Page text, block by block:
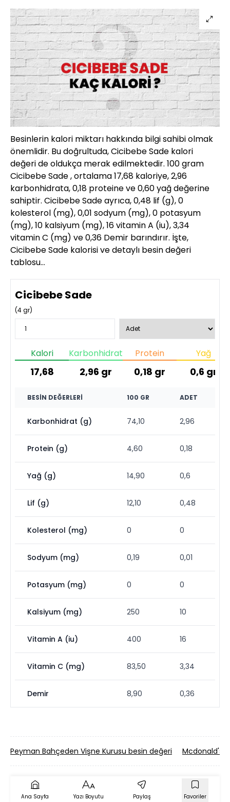
Besinlerin kalori miktarı hakkında bilgi sahibi olmak
önemlidir. Bu doğrultuda, Cicibebe Sade kalori
değeri de oldukça merak edilmektedir. 100 gram
Cicibebe Sade , ortalama 17,68 kaloriye, 2,96
karbonhidrata, 0,18 proteine ve 0,60 yağ değerine
sahiptir. Cicibebe Sade ayrıca, 0,48 lif (g), 0
kolesterol (mg), 0,01 sodyum (mg), 0 potasyum
(mg), 10 kalsiyum (mg), 16 vitamin A (iu), 3,34
vitamin C (mg) ve 0,36 Demir barındırır. İşte,
Cicibebe Sade kalorisi ve detaylı besin değeri
tablosu…
Cicibebe Sade
(4gr)
Kalori
17,68
Karbonhidrat
2,96 gr
Protein
0,18 gr
Yağ
0,6 gr
BESIN DEĞERLERI 100 GR ADET
Karbonhidrat (g) 74,10 2,96
Protein (g) 4,60 0,18
Yağ (g) 14,90 0,6
Lif (g) 12,10 0,48
Kolesterol (mg) 0 0
Sodyum (mg) 0,19 0,01
Potasyum (mg) 0 0
Kalsiyum (mg) 250 10
Vitamin A (iu) 400 16
Vitamin C (mg) 83,50 3,34
Demir 8,90 0,36
Peyman Bahçeden Vişne Kurusu besin değeri Mcdonald's
Ana Sayfa Yazı Boyutu Paylaş Favoriler